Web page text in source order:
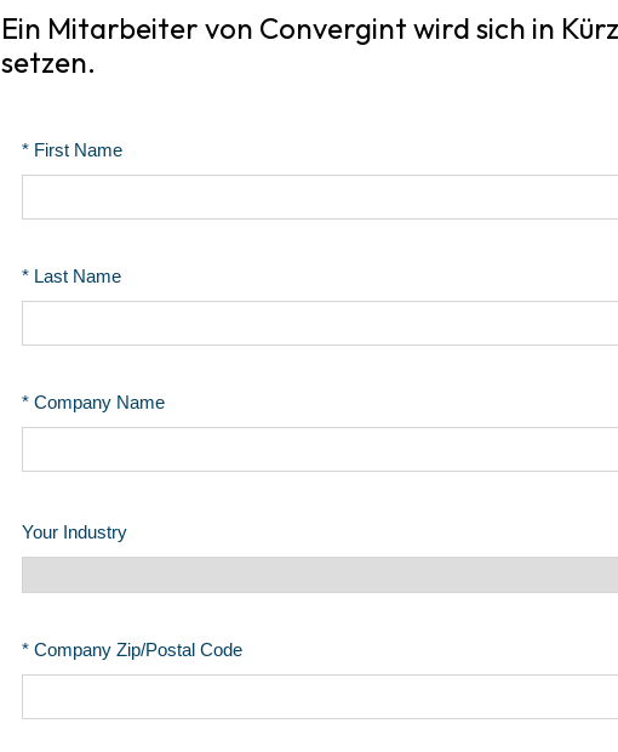
Ein Mitarbeiter von Convergint wird sich in
setzen.